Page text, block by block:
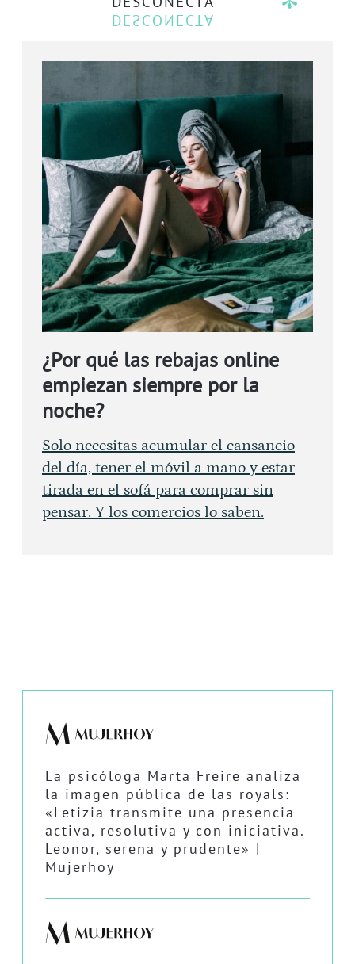
¿Por qué las rebajas online
empiezan siempre por la
noche?
Solo necesitas acumular el cansancio
del día, tener el móvil a mano y estar
tirada en el sofá para comprar sin
pensar. Y los comercios lo saben.
La psicóloga Marta Freire analiza
la imagen pública de las royals:
«Letizia transmite una presencia
activa, resolutiva y con iniciativa.
Leonor, serena y prudente» |
Mujerhoy